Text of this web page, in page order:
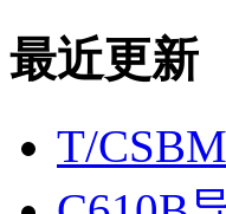
最近更新
T/